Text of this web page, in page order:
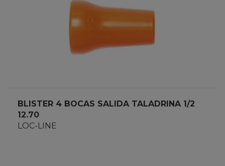
BLISTER 4 BOCAS SALIDA TALADRINA 1/2
12.70
LOC-LINE